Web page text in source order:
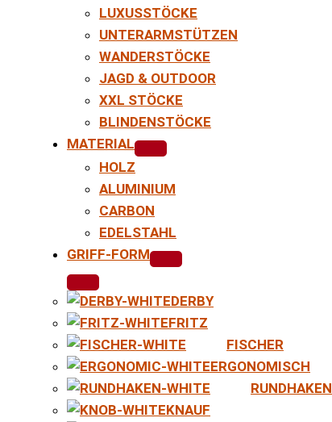
LUXUSSTÖCKE
UNTERARMSTÜTZEN
WANDERSTÖCKE
JAGD & OUTDOOR
XXL STÖCKE
BLINDENSTÖCKE
MATERIAL
HOLZ
ALUMINIUM
CARBON
EDELSTAHL
GRIFF-FORM
DERBY
FRITZ
FISCHER
ERGONOMISCH
RUNDHAKEN
KNAUF